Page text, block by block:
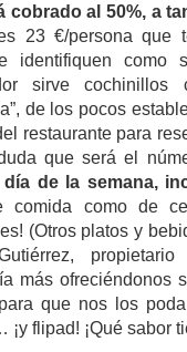
cobrado al 50%, a
23 €/persona que
identifiquen como
sirve cochinillos
de los pocos
restaurante para
que será el
de la semana,
comida como de
(Otros platos y
más ofreciéndonos
que nos los
flipad! ¡Qué sabor